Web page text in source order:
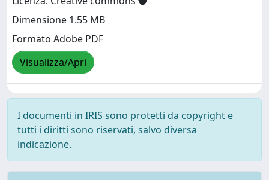
Dimensione 1.55 MB
Formato Adobe PDF
Visualizza/Apri
I documenti in IRIS sono protetti da copyright e
tutti i diritti sono riservati, salvo diversa
indicazione.